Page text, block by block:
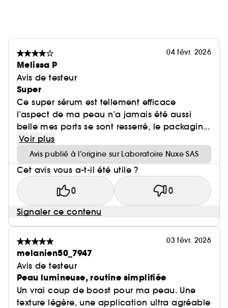
04 févr. 2026
Melissa P
Avis de testeur
Super
Ce super sérum est tellement efficace
l’aspect de ma peau n’a jamais été aussi
belle mes ports se sont resserré, le packagin...
Voir plus
Avis publié à l’origine sur Laboratoire Nuxe SAS
Cet avis vous a-t-il été utile ?
0 0
Signaler ce contenu
03 févr. 2026
melanien50_7947
Avis de testeur
Peau lumineuse, routine simplifiée
Un vrai coup de boost pour ma peau. Une
texture légère, une application ultra agréable